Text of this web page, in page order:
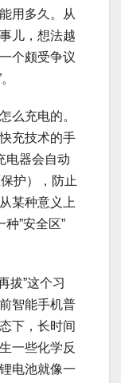
用多久。从
儿，想法越
个颇受争议
么充电的。
充技术的手
电器会自动
护），防止
某种意义上
”安全区”
拔”这个习
智能手机普
下，长时间
一些化学反
电池就像一